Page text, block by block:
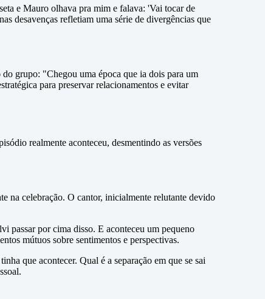
e Mauro olhava pra mim e falava: 'Vai tocar de
desavenças refletiam uma série de divergências que
grupo: "Chegou uma época que ia dois para um
para preservar relacionamentos e evitar
realmente aconteceu, desmentindo as versões
na celebração. O cantor, inicialmente relutante devido
passar por cima disso. E aconteceu um pequeno
mútuos sobre sentimentos e perspectivas.
que acontecer. Qual é a separação em que se sai